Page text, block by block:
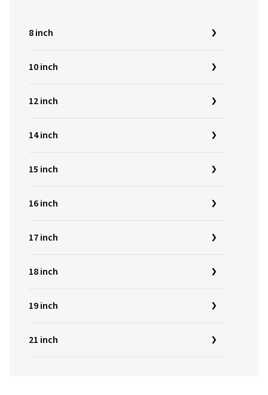
8 inch
10 inch
12 inch
14 inch
15 inch
16 inch
17 inch
18 inch
19 inch
21 inch